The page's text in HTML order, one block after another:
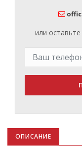
или
ОПИСАНИЕ